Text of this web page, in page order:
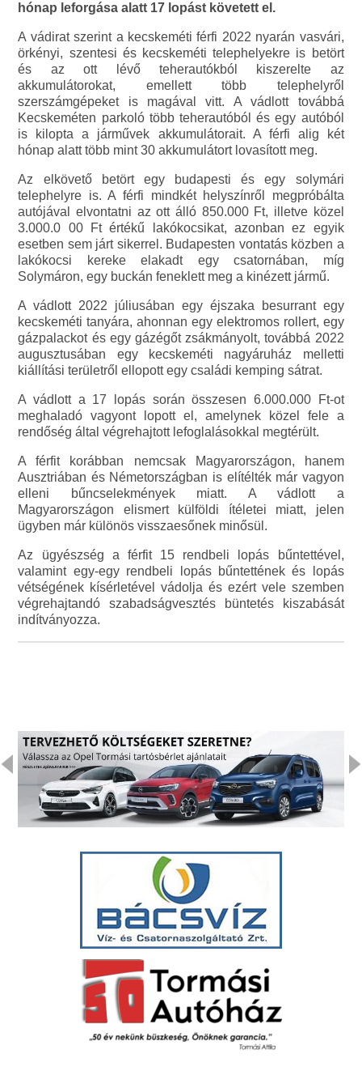
hónap leforgása alatt 17 lopást követett el.
A vádirat szerint a kecskeméti férfi 2022 nyarán vasvári,
örkényi, szentesi és kecskeméti telephelyekre is betört
és az ott lévő teherautókból kiszerelte az
akkumulátorokat, emellett több telephelyről
szerszámgépeket is magával vitt. A vádlott továbbá
Kecskeméten parkoló több teherautóból és egy autóból
is kilopta a járművek akkumulátorait. A férfi alig két
hónap alatt több mint 30 akkumulátort lovasított meg.
Az elkövető betört egy budapesti és egy solymári
telephelyre is. A férfi mindkét helyszínről megpróbálta
autójával elvontatni az ott álló 850.000 Ft, illetve közel
3.000.0 00 Ft értékű lakókocsikat, azonban ez egyik
esetben sem járt sikerrel. Budapesten vontatás közben a
lakókocsi kereke elakadt egy csatornában, míg
Solymáron, egy buckán feneklett meg a kinézett jármű.
A vádlott 2022 júliusában egy éjszaka besurrant egy
kecskeméti tanyára, ahonnan egy elektromos rollert, egy
gázpalackot és egy gázégőt zsákmányolt, továbbá 2022
augusztusában egy kecskeméti nagyáruház melletti
kiállítási területről ellopott egy családi kemping sátrat.
A vádlott a 17 lopás során összesen 6.000.000 Ft-ot
meghaladó vagyont lopott el, amelynek közel fele a
rendőség által végrehajtott lefoglalásokkal megtérült.
A férfit korábban nemcsak Magyarországon, hanem
Ausztriában és Németországban is elítélték már vagyon
elleni bűncselekmények miatt. A vádlott a
Magyarországon elismert külföldi ítéletei miatt, jelen
ügyben már különös visszaesőnek minősül.
Az ügyészség a férfit 15 rendbeli lopás bűntettével,
valamint egy-egy rendbeli lopás bűntettének és lopás
vétségének kísérletével vádolja és ezért vele szemben
végrehajtandó szabadságvesztés büntetés kiszabását
indítványozza.